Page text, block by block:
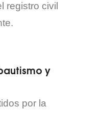
registro civil
y
por la